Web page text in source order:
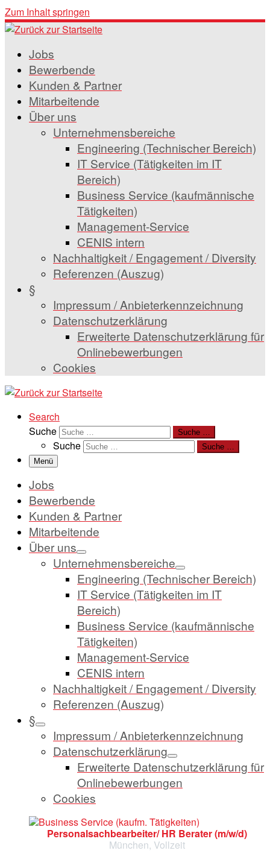
Zum Inhalt springen
Jobs
Bewerbende
Kunden & Partner
Mitarbeitende
Über uns
Unternehmensbereiche
Engineering (Technischer Bereich)
IT Service (Tätigkeiten im IT
Bereich)
Business Service (kaufmännische
Tätigkeiten)
Management-Service
CENIS intern
Nachhaltigkeit / Engagement / Diversity
Referenzen (Auszug)
§
Impressum / Anbieterkennzeichnung
Datenschutzerklärung
Erweiterte Datenschutzerklärung für
Onlinebewerbungen
Cookies
Search
Suche
Suche …
Suche
Suche …
Menü
Jobs
Bewerbende
Kunden & Partner
Mitarbeitende
Über uns
Unternehmensbereiche
Engineering (Technischer Bereich)
IT Service (Tätigkeiten im IT
Bereich)
Business Service (kaufmännische
Tätigkeiten)
Management-Service
CENIS intern
Nachhaltigkeit / Engagement / Diversity
Referenzen (Auszug)
§
Impressum / Anbieterkennzeichnung
Datenschutzerklärung
Erweiterte Datenschutzerklärung für
Onlinebewerbungen
Cookies
Personalsachbearbeiter/ HR Berater (m/w/d)
München, Vollzeit